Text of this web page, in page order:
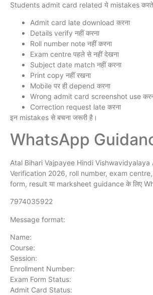
Students admit card related ये mistakes
Admit card late download करना
Details verify नहीं करना
Roll number note नहीं करना
Exam centre पहले से नहीं देखना
Subject date match नहीं करना
Print copy नहीं रखना
Mobile पर ही depend करना
Wrong admit card screenshot use
Correction request late करना
इन mistakes से बचना जरूरी है।
WhatsApp
Atal Bihari Vajpayee Hindi Vishwavidyalaya
Verification 2026, roll number, exam
form, result या marksheet guidance के लिए
7974035922
Message format:
Name:
Course:
Session:
Enrollment Number:
Exam Form Status:
Admit Card Status: